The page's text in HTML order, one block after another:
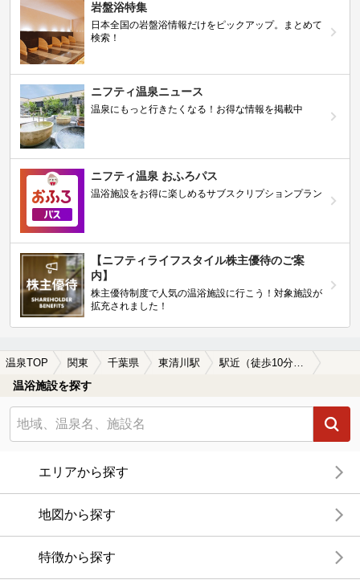
岩盤浴特集
日本全国の岩盤浴情報だけをピックアップ。まとめて
検索！
ニフティ温泉ニュース
温泉にもっと行きたくなる！お得な情報を掲載中
ニフティ温泉 おふろパス
温浴施設をお得に楽しめるサブスクリプションプラン
【ニフティライフスタイル株主優待のご案
内】
株主優待制度で人気の温浴施設に行こう！対象施設が
拡充されました！
温泉TOP 関東 千葉県 東清川駅 駅近（徒歩10分以内）の東清川駅近くの温泉、日帰り温泉、スーパー銭湯おすすめ
温浴施設を探す
エリアから探す
地図から探す
特徴から探す